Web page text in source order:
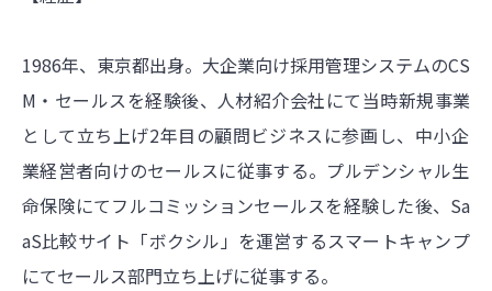
1986年、東京都出身。大企業向け採用管理システムのCS
M・セールスを経験後、人材紹介会社にて当時新規事業
として立ち上げ2年目の顧問ビジネスに参画し、中小企
業経営者向けのセールスに従事する。プルデンシャル生
命保険にてフルコミッションセールスを経験した後、Sa
aS比較サイト「ボクシル」を運営するスマートキャンプ
にてセールス部門立ち上げに従事する。